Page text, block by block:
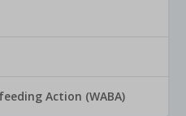
Action (WABA)